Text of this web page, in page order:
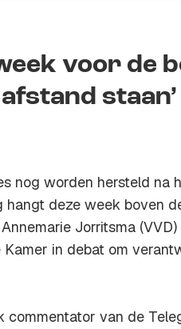
voor de
staan’
nog worden hersteld na
deze week boven
Jorritsma
in debat om
commentator van de